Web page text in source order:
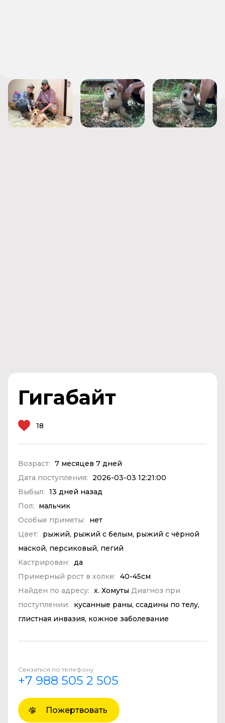
Гигабайт
18
Возраст: 7 месяцев 7 дней
Дата поступления:
2026-03-03 12:21:00
Выбыл: 13 дней назад
Пол:
мальчик
Особые приметы:
нет
Цвет:
рыжий, рыжий с белым, рыжий с чёрной
маской, персиковый, пегий
Кастрирован: да
Примерный рост в холке: 40-45см
Найден по адресу: х. Хомуты Диагноз при
поступлении:
кусанные раны, ссадины по телу,
глистная инвазия, кожное заболевание
Связаться по телефону
+7 988 505 2 505
Пожертвовать